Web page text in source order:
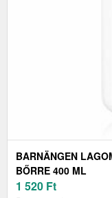
BARNÄNGEN
BŐRRE 400 ML
1 520 Ft